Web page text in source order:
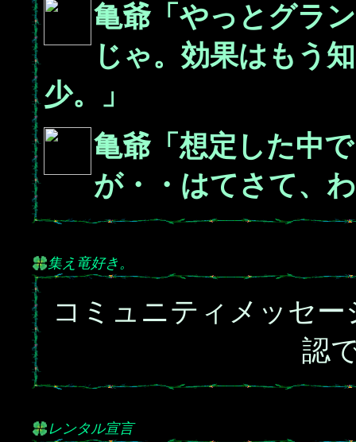
亀爺「やっとグラ
じゃ。効果はもう
少。」
亀爺「想定した中
が・・はてさて、
集え竜好き。
コミュニティメッセ
認
レンタル宣言